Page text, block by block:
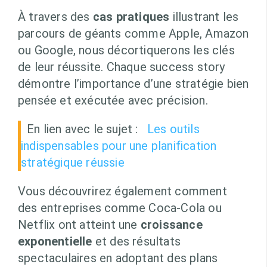
À travers des cas pratiques illustrant les
parcours de géants comme Apple, Amazon
ou Google, nous décortiquerons les clés
de leur réussite. Chaque success story
démontre l’importance d’une stratégie bien
pensée et exécutée avec précision.
En lien avec le sujet :
Les outils
indispensables pour une planification
stratégique réussie
Vous découvrirez également comment
des entreprises comme Coca-Cola ou
Netflix ont atteint une croissance
exponentielle et des résultats
spectaculaires en adoptant des plans